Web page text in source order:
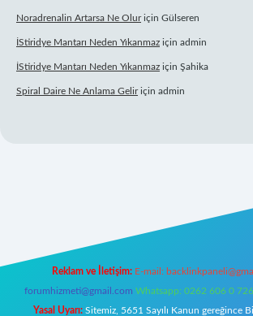
Noradrenalin Artarsa Ne Oluriçin Gülseren
İStiridye Mantarı Neden Yıkanmaz için admin
İStiridye Mantarı Neden Yıkanmaz için Şahika
Spiral Daire Ne Anlama Geliriçin admin
Reklam ve İletişim: E-mail:
forumhizmeti@gmail.com Whatsapp: 0262 606 0 726
Yasal Uyarı: Sitemiz, 5651 Sayılı Kanun gereğince